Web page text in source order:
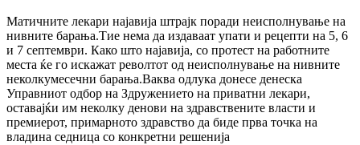
Матичните лекари најавија штрајк поради неисполнување на
нивните барања.Тие нема да издаваат упати и рецепти на 5, 6
и 7 септември. Како што најавија, со протест на работните
места ќе го искажат револтот од неисполнување на нивните
неколкумесечни барања.Ваква одлука донесе денеска
Управниот одбор на Здружението на приватни лекари,
оставајќи им неколку денови на здравствените власти и
премиерот, примарното здравство да биде прва точка на
владина седница со конкретни решенија